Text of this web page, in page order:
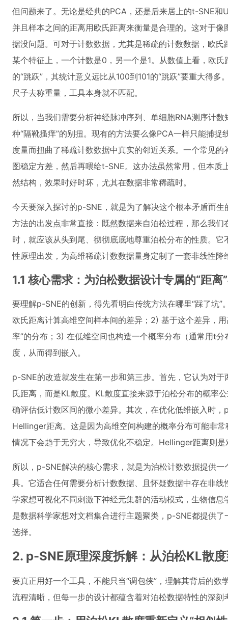
但问题来了。无论是经典的PCA，还是后来居上的t-SNE
并且样本之间的距离用欧氏距离来衡量是合理的。这对于
据没问题。可对于计数数据，尤其是稀疏的计数数据，欧
某个特征上，一个计数是0，另一个是1。从数值上看，欧
的“跳跃”，其统计意义远比从100到101的“跳跃”要重大得
尺子去称重量，工具本身就不匹配。
所以，当我们需要分析神经脉冲序列、单细胞RNA测序计
种“隔靴搔痒”的别扭。现有的方法要么像PCA一样只能捕
度量而扭曲了稀疏计数数据中真实的邻近关系。一个常见
图稳定方差，然后再喂给t-SNE。这办法虽然常用，但本质
然结构，效果时好时坏，尤其在数据非常稀疏时。
今天要深入探讨的p-SNE，就是为了解决这个根本矛盾而
方法的出发点非常直接：既然数据来自泊松过程，那么我
时，就应该从头到尾、彻彻底底地尊重泊松分布的性质。
性原理出发，为高维稀疏计数数据量身定制了一套非线性降
1.1 核心需求：为泊松数据设计专属的“距离
要理解p-SNE的创新，得先看明白传统方法在哪里“踩了坑
欧氏距离计算高维空间样本间的差异；2) 基于这个差异，
率”的分布；3) 在低维空间也构造一个概率分布（通常用t
度，从而得到嵌入。
p-SNE的改造就发生在第一步和第三步。首先，它认为对于
氏距离，而是KL散度。KL散度直接来源于泊松分布的概率
确评估低计数区间的微小差异。其次，在优化低维嵌入时
Hellinger距离。这是因为高维空间构建的概率分布可能非
情况下会趋于无穷大，导致优化不稳定。Hellinger距离则
所以，p-SNE解决的核心需求，就是为泊松计数数据提供一
具。它适合任何需要分析计数数据、且怀疑数据中存在非
学家想可视化不同刺激下神经元集群的活动模式，生物信
是数据科学家想对文档集合进行主题聚类，p-SNE都提供
选择。
2. p-SNE原理深度拆解：从泊松KL散
要真正用好一个工具，不能只当“调包侠”，理解其背后的
流程清晰，但每一步的设计都蕴含着对泊松数据特性的深